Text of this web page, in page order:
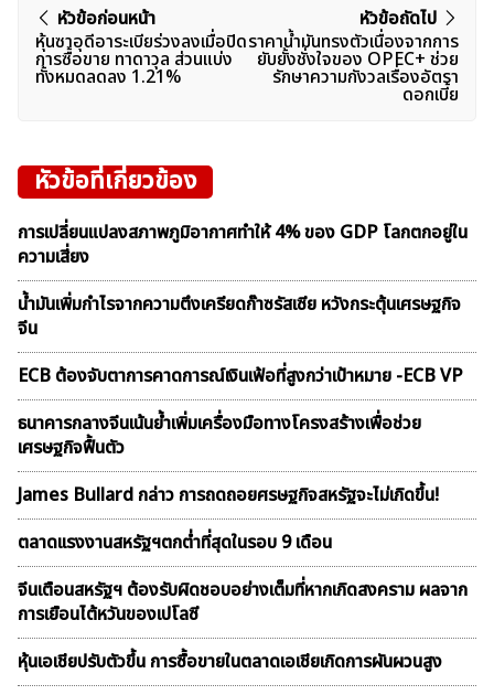
แนะแนว
เรื่อง
หัวข้อก่อนหน้า
หุ้นซาอุดีอาระเบียร่วงลงเมื่อปิด
การซื้อขาย ทาดาวุล ส่วนแบ่ง
ทั้งหมดลดลง 1.21%
หัวข้อถัดไป
ราคาน้ำมันทรงตัวเนื่องจากการ
ยับยั้งชั่งใจของ OPEC+ ช่วย
รักษาความกังวลเรื่องอัตรา
ดอกเบี้ย
หัวข้อที่เกี่ยวข้อง
การเปลี่ยนแปลงสภาพภูมิอากาศทำให้ 4% ของ GDP โลกตกอยู่ใน
ความเสี่ยง
น้ำมันเพิ่มกำไรจากความตึงเครียดก๊าซรัสเซีย หวังกระตุ้นเศรษฐกิจ
จีน
ECB ต้องจับตาการคาดการณ์เงินเฟ้อที่สูงกว่าเป้าหมาย -ECB VP
ธนาคารกลางจีนเน้นย้ำเพิ่มเครื่องมือทางโครงสร้างเพื่อช่วย
เศรษฐกิจฟื้นตัว
James Bullard กล่าว การถดถอยศรษฐกิจสหรัฐจะไม่เกิดขึ้น!
ตลาดเเรงงานสหรัฐฯตกต่ำที่สุดในรอบ 9 เดือน
จีนเตือนสหรัฐฯ ต้องรับผิดชอบอย่างเต็มที่หากเกิดสงคราม ผลจาก
การเยือนไต้หวันของเปโลซี
หุ้นเอเชียปรับตัวขึ้น การซื้อขายในตลาดเอเชียเกิดการผันผวนสูง